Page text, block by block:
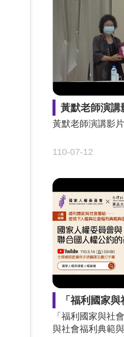
黃默老師演講
110-07-12
黃默老師演講影片
「福利國家與社會團結-疫情下人權與
「福利國家與社
與社會福利典範